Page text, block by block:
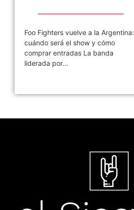
Foo Fighters vuelve a la Argentina:
cuándo será el show y cómo
comprar entradas La banda
liderada por...